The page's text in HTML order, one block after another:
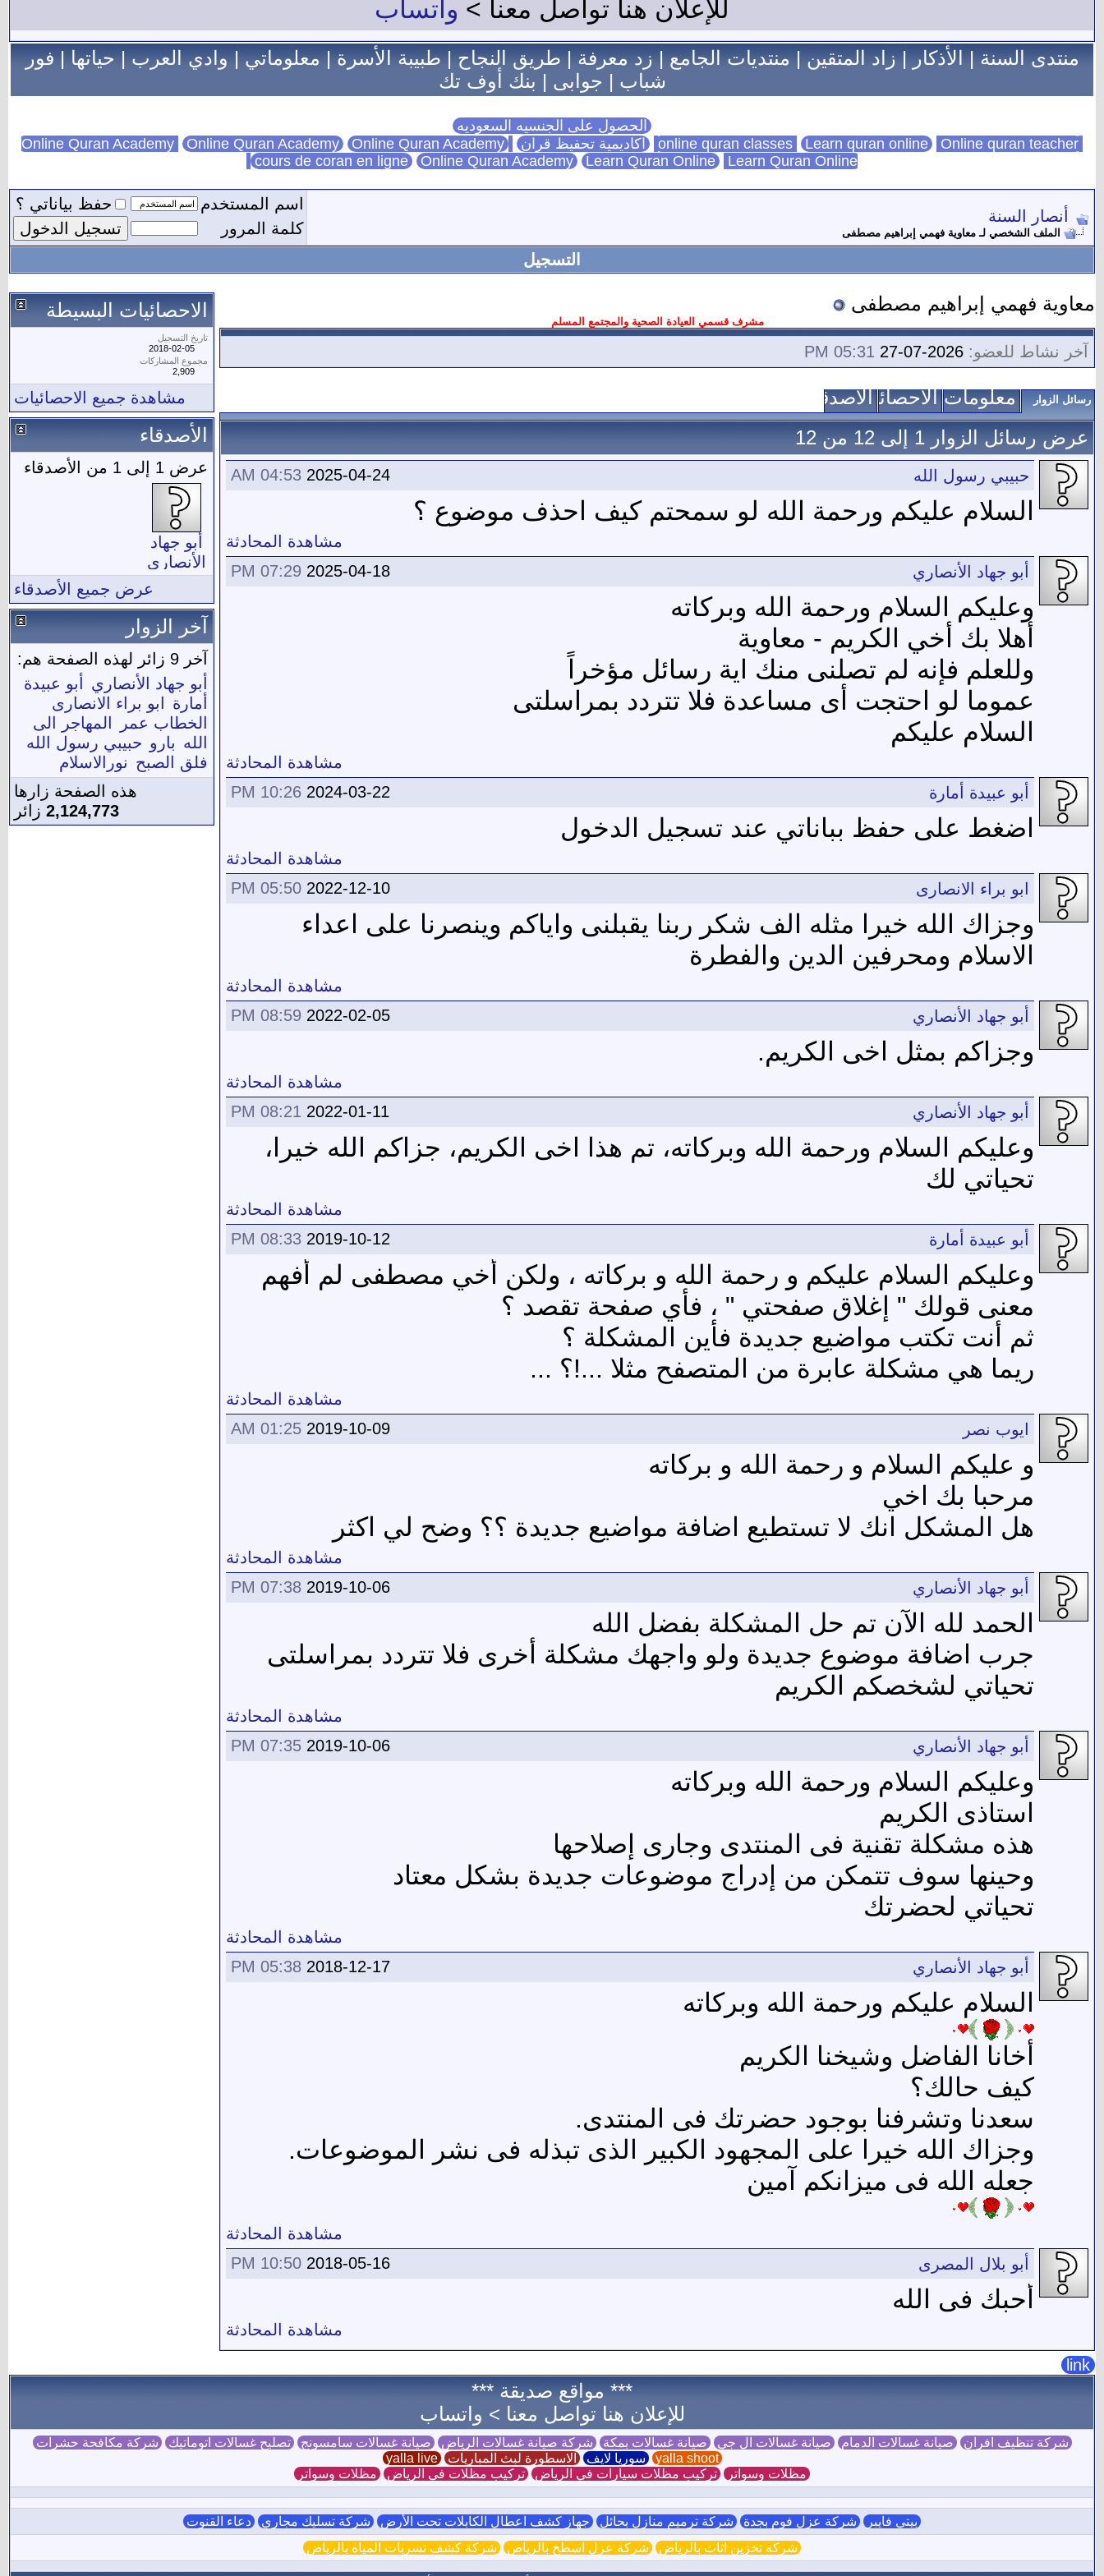
للإعلان هنا تواصل معنا > واتساب
منتدى السنة|الأذكار|زاد المتقين|منتديات الجامع|زد معرفة|طريق النجاح|طبيبة الأسرة|معلوماتي|وادي العرب|حياتها|فور
شباب | جوابى | بنك أوف تك
الحصول على الجنسيه السعوديه
Learn quran online Online quran teacher اكاديمية تحفيظ قران Online Quran Academy Online Quran Academy
cours de coran en ligne Online Quran Academy Learn Quran Online Learn Quran Online
أنصار السنة
الملف الشخصي لـ معاوية فهمي إبراهيم مصطفى
اسم المستخدم
حفظ بياناتي ؟
كلمة المرور
التسجيل
معاوية فهمي إبراهيم مصطفى
مشرف قسمي العيادة الصحية والمجتمع المسلم
آخر نشاط للعضو: 05:31 PM
رسائل الزوار معلومات عنيالاحصائياتالأصدقاء
عرض رسائل الزوار 1 إلى
12من12
2025-04-24
04:53 AM حبيبي رسول الله
السلام عليكم ورحمة الله لو سمحتم كيف احذف موضوع ؟
مشاهدة المحادثة
2025-04-18
07:29 PM أبو جهاد الأنصاري
وعليكم السلام ورحمة الله وبركاته
أهلا بك أخي الكريم - معاوية
وللعلم فإنه لم تصلنى منك اية رسائل مؤخراً
عموما لو احتجت أى مساعدة فلا تتردد بمراسلتى
السلام عليكم
مشاهدة المحادثة
2024-03-22
10:26 PM أبو عبيدة أمارة
اضغط على حفظ بباناتي عند تسجيل الدخول
مشاهدة المحادثة
2022-12-10
05:50 PM ابو براء الانصارى
وجزاك الله خيرا مثله الف شكر ربنا يقبلنى واياكم وينصرنا على اعداء
الاسلام ومحرفين الدين والفطرة
مشاهدة المحادثة
2022-02-05
08:59 PM أبو جهاد الأنصاري
وجزاكم بمثل اخى الكريم.
مشاهدة المحادثة
2022-01-11
08:21 PM أبو جهاد الأنصاري
وعليكم السلام ورحمة الله وبركاته، تم هذا اخى الكريم، جزاكم الله خيرا،
تحياتي لك
مشاهدة المحادثة
2019-10-12
08:33 PM أبو عبيدة أمارة
وعليكم السلام عليكم و رحمة الله و بركاته ، ولكن أخي مصطفى لم أفهم
معنى قولك " إغلاق صفحتي " ، فأي صفحة تقصد ؟
ثم أنت تكتب مواضيع جديدة فأين المشكلة ؟
ريما هي مشكلة عابرة من المتصفح مثلا ...!؟ ...
مشاهدة المحادثة
2019-10-09
01:25 AM ايوب نصر
و عليكم السلام و رحمة الله و بركاته
مرحبا بك اخي
هل المشكل انك لا تستطيع اضافة مواضيع جديدة ؟؟ وضح لي اكثر
مشاهدة المحادثة
2019-10-06
07:38 PM أبو جهاد الأنصاري
الحمد لله الآن تم حل المشكلة بفضل الله
جرب اضافة موضوع جديدة ولو واجهك مشكلة أخرى فلا تتردد بمراسلتى
تحياتي لشخصكم الكريم
مشاهدة المحادثة
2019-10-06
07:35 PM أبو جهاد الأنصاري
وعليكم السلام ورحمة الله وبركاته
استاذى الكريم
هذه مشكلة تقنية فى المنتدى وجارى إصلاحها
وحينها سوف تتمكن من إدراج موضوعات جديدة بشكل معتاد
تحياتي لحضرتك
مشاهدة المحادثة
2018-12-17
05:38 PM أبو جهاد الأنصاري
السلام عليكم ورحمة الله وبركاته
أخانا الفاضل وشيخنا الكريم
كيف حالك؟
سعدنا وتشرفنا بوجود حضرتك فى المنتدى.
وجزاك الله خيرا على المجهود الكبير الذى تبذله فى نشر الموضوعات.
جعله الله فى ميزانكم آمين
مشاهدة المحادثة
2018-05-16
10:50 PM أبو بلال المصرى
أحبك فى الله
مشاهدة المحادثة
الاحصائيات البسيطة
تاريخ التسجيل
2018-02-05
مجموع المشاركات
2,909
مشاهدة جميع الاحصائيات
الأصدقاء
عرض 1 إلى 1 من الأصدقاء
أبو جهاد
الأنصاري
عرض جميع الأصدقاء
آخر الزوار
آخر 9 زائر لهذه الصفحة هم:
أبو جهاد الأنصاري
أبو عبيدة
أمارة
ابو براء الانصارى
الخطاب عمر
المهاجر الى
الله بارو حبيبي رسول الله
فلق الصبح نورالاسلام
هذه الصفحة زارها
2,124,773 زائر
link
*** مواقع صديقة ***
للإعلان هنا تواصل معنا > واتساب
شركة تنظيف افران صيانة غسالات الدمام صيانة غسالات ال جي صيانة غسالات بمكة شركة صيانة غسالات الرياض صيانة غسالات سامسونج تصليح غسالات اتوماتيك شركة مكافحة حشرات
yalla shoot
سوريا لايف الاسطورة لبث المباريات yalla live
مظلات وسواتر تركيب مظلات سيارات في الرياض تركيب مظلات في الرياض مظلات وسواتر
بيتي فايبر شركة عزل فوم بجدة شركة ترميم منازل بحائل جهاز كشف اعطال الكابلات تحت الأرض شركة تسليك مجاري دعاء القنوت
شركة تخزين اثاث بالرياض شركة عزل اسطح بالرياض شركة كشف تسربات المياه بالرياض